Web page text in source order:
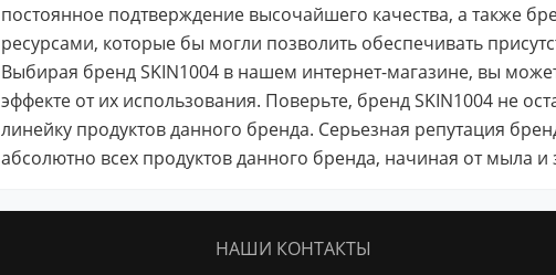
постоянное подтверждение высочайшего качества, а также
ресурсами, которые бы могли позволить обеспечивать
Выбирая бренд SKIN1004 в нашем интернет-магазине, вы
эффекте от их использования. Поверьте, бренд SKIN1004 не
линейку продуктов данного бренда. Серьезная репутация
абсолютно всех продуктов данного бренда, начиная от мыла
НАШИ КОНТАКТЫ